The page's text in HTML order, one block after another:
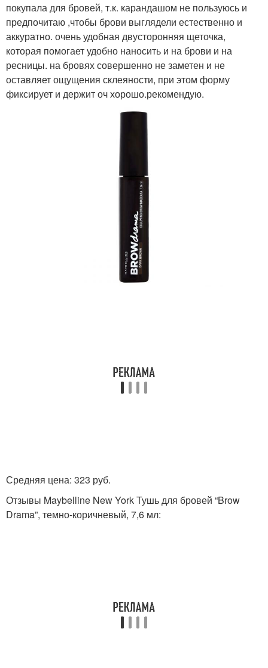
покупала для бровей, т.к. карандашом не пользуюсь и
предпочитаю ,чтобы брови выглядели естественно и
аккуратно. очень удобная двусторонняя щеточка,
которая помогает удобно наносить и на брови и на
ресницы. на бровях совершенно не заметен и не
оставляет ощущения склеяности, при этом форму
фиксирует и держит оч хорошо.рекомендую.
Средняя цена: 323 руб.
Отзывы Maybelline New York Тушь для бровей “Brow
Drama”, темно-коричневый, 7,6 мл: